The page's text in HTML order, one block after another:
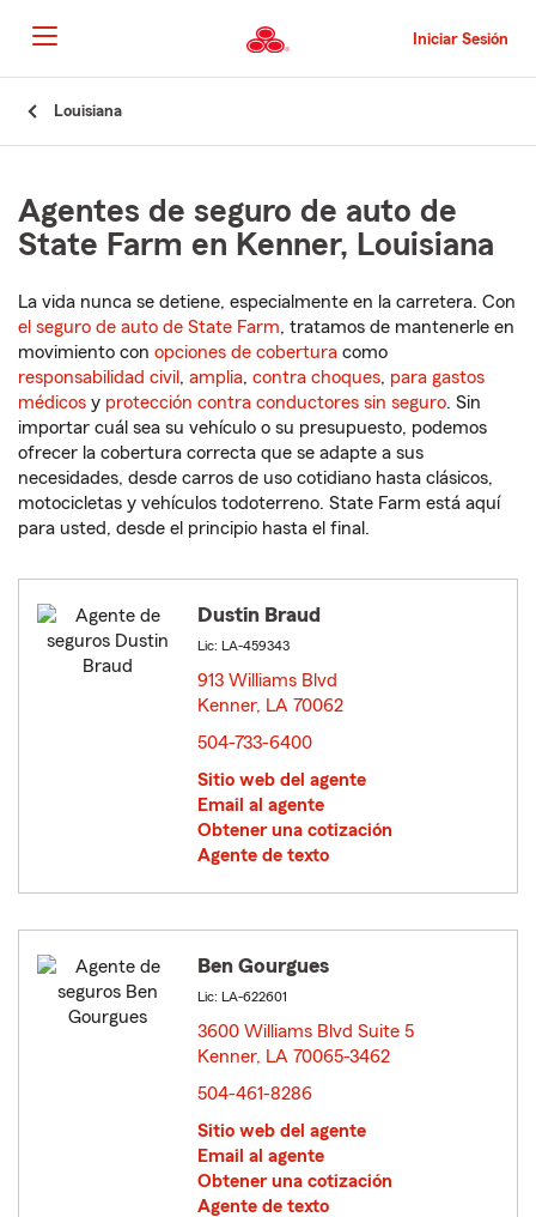
al
contenido
principal
Iniciar Sesión
Louisiana
Agentes de seguro de auto de
State Farm en Kenner, Louisiana
La vida nunca se detiene, especialmente en la carretera. Con
el seguro de auto de State Farm, tratamos de mantenerle en
movimiento con opciones de cobertura como
responsabilidad civil , amplia, contra choques, para gastos
médicos y protección contra conductores sin seguro. Sin
importar cuál sea su vehículo o su presupuesto, podemos
ofrecer la cobertura correcta que se adapte a sus
necesidades, desde carros de uso cotidiano hasta clásicos,
motocicletas y vehículos todoterreno. State Farm está aquí
para usted, desde el principio hasta el final.
Dustin Braud
Lic: LA-459343
913 Williams Blvd
Kenner, LA 70062
504-733-6400
Sitio web del agente
Email al agente
Obtener una cotización
Agente de texto
Ben Gourgues
Lic: LA-622601
3600 Williams Blvd Suite 5
Kenner, LA 70065-3462
504-461-8286
Sitio web del agente
Email al agente
Obtener una cotización
Agente de texto